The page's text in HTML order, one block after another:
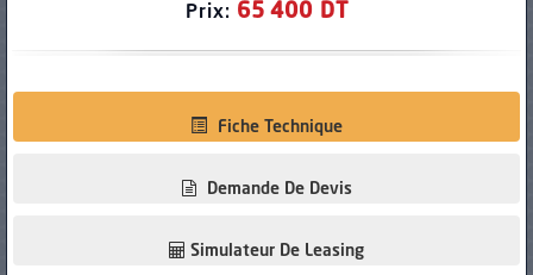
Prix: 65 400 DT
Fiche Technique
Demande De Devis
Simulateur De Leasing